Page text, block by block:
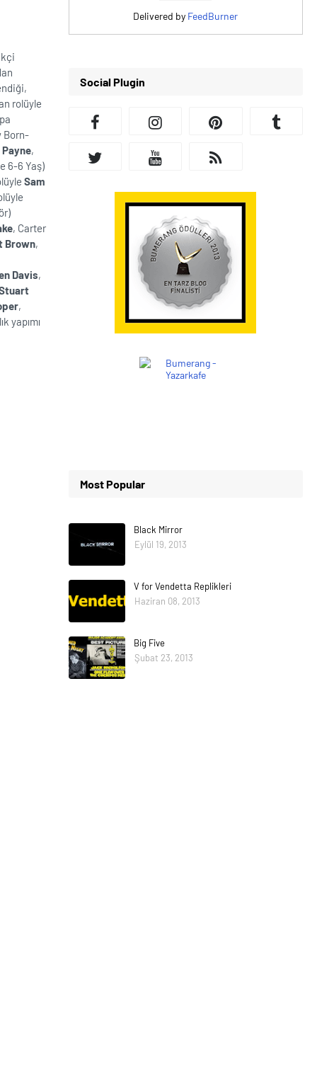
rolüyle
Born-
,
6-6 Yaş)
Sam
, Carter
Brown,
Davis,
,
yapımı
Delivered by FeedBurner
Social Plugin
Most Popular
Black Mirror
Eylül 19, 2013
V for Vendetta Replikleri
Haziran 08, 2013
Big Five
Şubat 23, 2013